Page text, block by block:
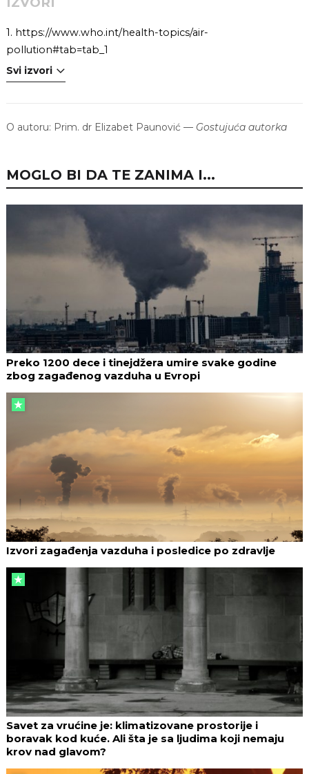
1. https://www.who.int/health-topics/air-
pollution#tab=tab_1
Svi izvori
O autoru: Prim. dr Elizabet Paunović — Gostujuća autorka
MOGLO BI DA TE ZANIMA I...
Preko 1200 dece i tinejdžera umire svake godine
zbog zagađenog vazduha u Evropi
Izvori zagađenja vazduha i posledice po zdravlje
Savet za vrućine je: klimatizovane prostorije i
boravak kod kuće. Ali šta je sa ljudima koji nemaju
krov nad glavom?